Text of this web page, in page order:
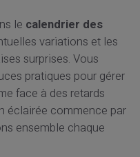
le calendrier des
variations et les
surprises. Vous
pratiques pour gérer
face à des retards
éclairée commence par
ensemble chaque